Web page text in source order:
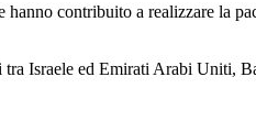
contribuito a realizzare la
Israele ed Emirati Arabi Uniti,